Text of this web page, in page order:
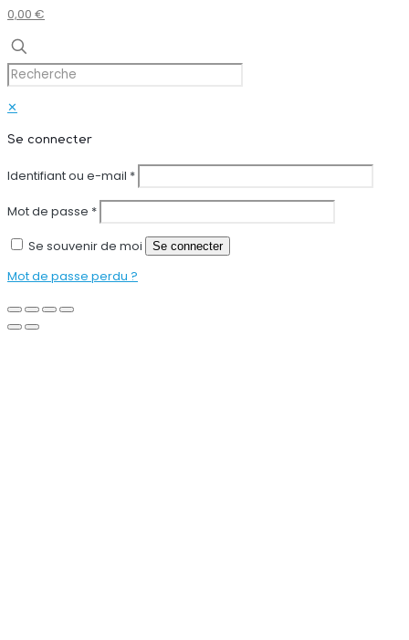
0,00 €
✕
Se connecter
Identifiant ou e-mail *
Mot de passe *
Se souvenir de moi
Se connecter
Mot de passe perdu ?